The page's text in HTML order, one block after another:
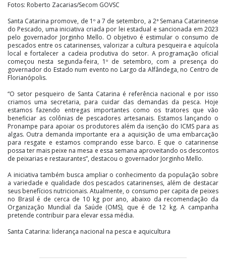
Fotos: Roberto Zacarias/Secom GOVSC
Santa Catarina promove, de 1º a 7 de setembro, a 2ª Semana Catarinense
do Pescado, uma iniciativa criada por lei estadual e sancionada em 2023
pelo governador Jorginho Mello. O objetivo é estimular o consumo de
pescados entre os catarinenses, valorizar a cultura pesqueira e aquícola
local e fortalecer a cadeia produtiva do setor. A programação oficial
começou nesta segunda-feira, 1º de setembro, com a presença do
governador do Estado num evento no Largo da Alfândega, no Centro de
Florianópolis.
“O setor pesqueiro de Santa Catarina é referência nacional e por isso
criamos uma secretaria, para cuidar das demandas da pesca. Hoje
estamos fazendo entregas importantes como os tratores que vão
beneficiar as colônias de pescadores artesanais. Estamos lançando o
Pronampe para apoiar os produtores além da isenção do ICMS para as
algas. Outra demanda importante era a aquisição de uma embarcação
para resgate e estamos comprando esse barco. E que o catarinense
possa ter mais peixe na mesa e essa semana aproveitando os descontos
de peixarias e restaurantes”, destacou o governador Jorginho Mello.
A iniciativa também busca ampliar o conhecimento da população sobre
a variedade e qualidade dos pescados catarinenses, além de destacar
seus benefícios nutricionais. Atualmente, o consumo per capita de peixes
no Brasil é de cerca de 10 kg por ano, abaixo da recomendação da
Organização Mundial da Saúde (OMS), que é de 12 kg. A campanha
pretende contribuir para elevar essa média.
Santa Catarina: liderança nacional na pesca e aquicultura
estado lidera a produção nacional de ostras, mexilhões e algas além de